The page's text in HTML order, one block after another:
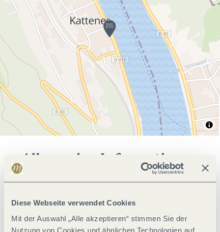
Diese Webseite verwendet Cookies
Mit der Auswahl „Alle akzeptieren“ stimmen Sie der
Nutzung von Cookies und ähnlichen Technologien auf
Allgemeine Informationen
Klassifikationen
Eignung